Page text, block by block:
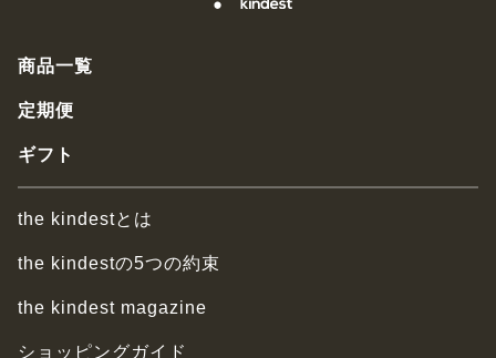
商品一覧
定期便
ギフト
the kindestとは
the kindestの5つの約束
the kindest magazine
ショッピングガイド